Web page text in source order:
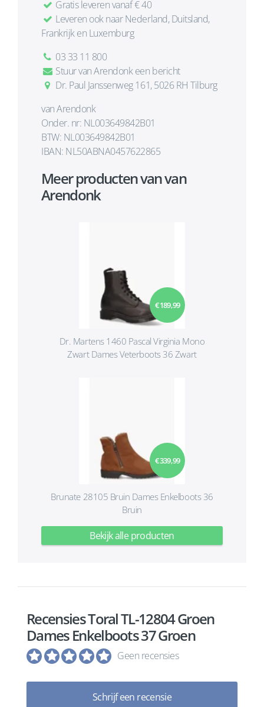
Gratis leveren vanaf € 40
Leveren ook naar Nederland, Duitsland,
Frankrijk en Luxemburg
03 33 11 800
Stuur van Arendonk een bericht
Dr. Paul Janssenweg 161, 5026 RH Tilburg
van Arendonk
Onder. nr: NL003649842B01
BTW: NL003649842B01
IBAN: NL50ABNA0457622865
Meer producten van van
Arendonk
€ 189,99
Dr. Martens 1460 Pascal Virginia Mono
Zwart Dames Veterboots 36 Zwart
€ 339,99
Brunate 28105 Bruin Dames Enkelboots 36
Bruin
Bekijk alle producten
Recensies Toral TL-12804 Groen
Dames Enkelboots 37 Groen
Geen recensies
Schrijf een recensie